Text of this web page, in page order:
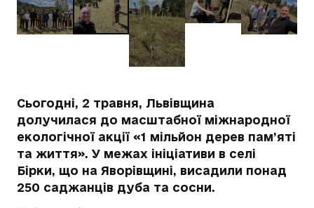
Сьогодні, 2 травня, Львівщина
долучилася до масштабної міжнародної
екологічної акції «1 мільйон дерев пам’яті
та життя». У межах ініціативи в селі
Бірки, що на Яворівщині, висадили понад
250 саджанців дуба та сосни.